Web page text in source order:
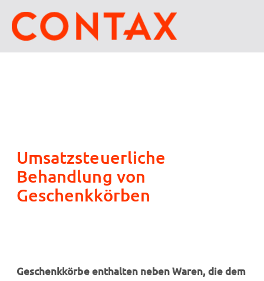
Umsatzsteuerliche
Behandlung von
Geschenkkörben
Geschenkkörbe enthalten neben Waren, die dem